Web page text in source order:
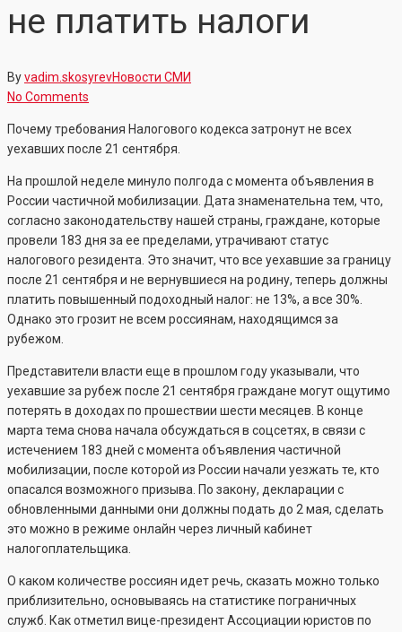
не платить налоги
Byvadim.skosyrevНовости СМИ
No Comments
Почему требования Налогового кодекса затронут не всех
уехавших после 21 сентября.
На прошлой неделе минуло полгода с момента объявления в
России частичной мобилизации. Дата знаменательна тем, что,
согласно законодательству нашей страны, граждане, которые
провели 183 дня за ее пределами, утрачивают статус
налогового резидента. Это значит, что все уехавшие за границу
после 21 сентября и не вернувшиеся на родину, теперь должны
платить повышенный подоходный налог: не 13%, а все 30%.
Однако это грозит не всем россиянам, находящимся за
рубежом.
Представители власти еще в прошлом году указывали, что
уехавшие за рубеж после 21 сентября граждане могут ощутимо
потерять в доходах по прошествии шести месяцев. В конце
марта тема снова начала обсуждаться в соцсетях, в связи с
истечением 183 дней с момента объявления частичной
мобилизации, после которой из России начали уезжать те, кто
опасался возможного призыва. По закону, декларации с
обновленными данными они должны подать до 2 мая, сделать
это можно в режиме онлайн через личный кабинет
налогоплательщика.
О каком количестве россиян идет речь, сказать можно только
приблизительно, основываясь на статистике пограничных
служб. Как отметил вице-президент Ассоциации юристов по